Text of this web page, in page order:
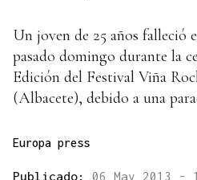
Un joven de 25 años falleció
pasado domingo durante la
Edición del Festival Viña
(Albacete), debido a una
Europa press
Publicado: 06 May 2013 -